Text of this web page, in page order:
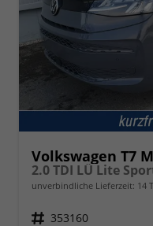
Volkswagen T7
2.0 TDI LÜ Lite
unverbindliche Lieferzeit: 14
Fahrzeugnr. 353160